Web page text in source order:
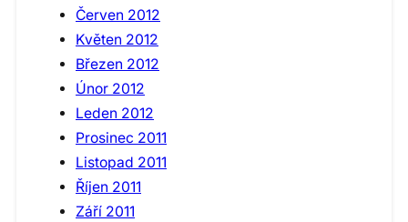
Červen 2012
Květen 2012
Březen 2012
Únor 2012
Leden 2012
Prosinec 2011
Listopad 2011
Říjen 2011
Září 2011